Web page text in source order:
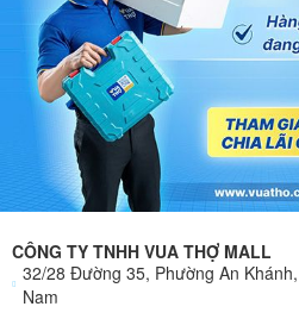
CÔNG TY TNHH VUA THỢ MALL
32/28 Đường 35, Phường An
Nam